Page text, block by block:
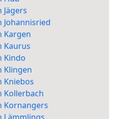
Johannisried
Kargen
Kaurus
Kindo
Klingen
Kniebos
Kollerbach
Kornangers